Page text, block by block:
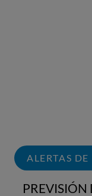
ALERTAS DE
PREVISIÓN